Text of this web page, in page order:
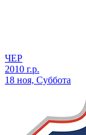
ЧЕР
2010 г.р.
18 ноя, Суббота